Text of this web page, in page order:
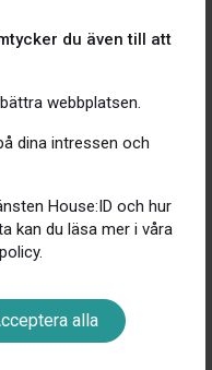
du även till att
webbplatsen.
dina intressen och
House:ID och hur
kan du läsa mer i våra
alla
ta hand om